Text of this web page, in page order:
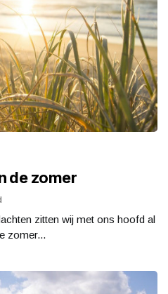
de zomer
zitten wij met ons hoofd al
zomer...